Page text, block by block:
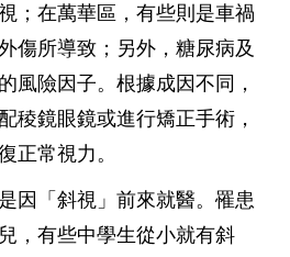
；在萬華區，有些則是車禍
傷所導致；另外，糖尿病及
風險因子。根據成因不同，
稜鏡眼鏡或進行矯正手術，
正常視力。
因「斜視」前來就醫。罹患
，有些中學生從小就有斜